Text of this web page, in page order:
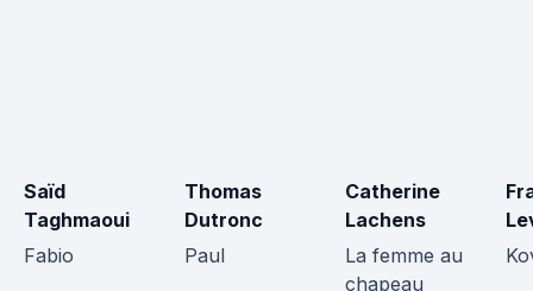
Saïd
Taghmaoui
Fabio
Thomas
Dutronc
Paul
Catherine
Lachens
La femme au
chapeau